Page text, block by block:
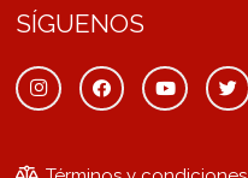
SÍGUENOS